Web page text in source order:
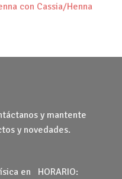
con Cassia/Henna
y mantente
y novedades.
en HORARIO: